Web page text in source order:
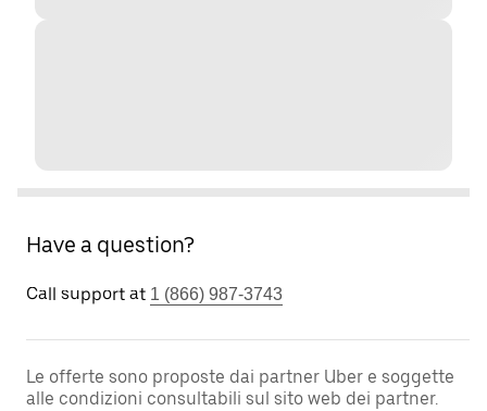
Have a question?
Call support at 1 (866) 987-3743
Le offerte sono proposte dai partner Uber e soggette
alle condizioni consultabili sul sito web dei partner.